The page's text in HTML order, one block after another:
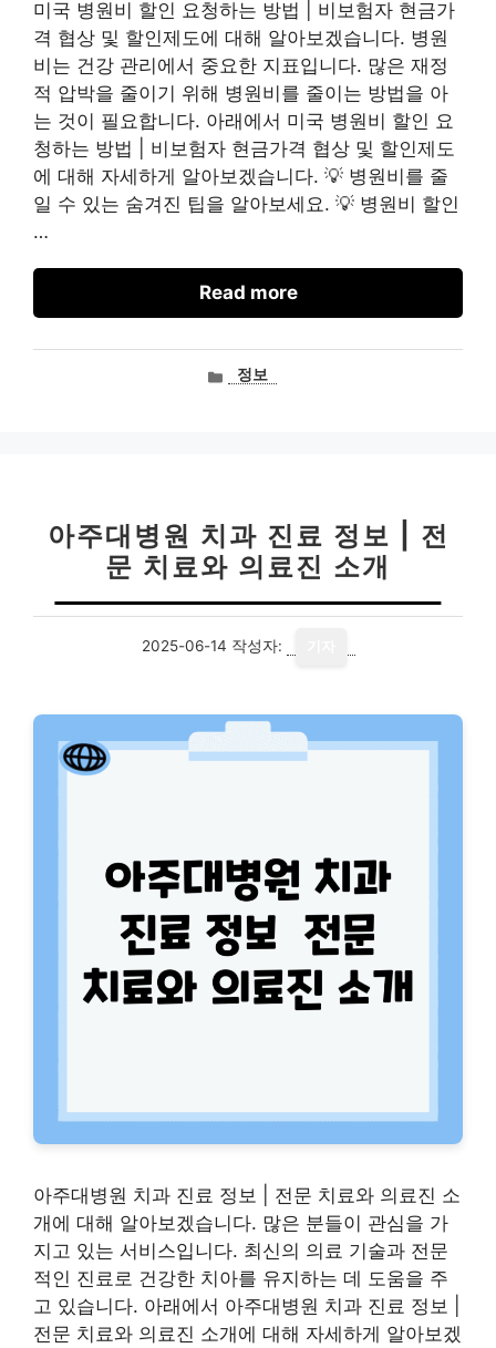
미국 병원비 할인 요청하는 방법 | 비보험자 현금가
격 협상 및 할인제도에 대해 알아보겠습니다. 병원
비는 건강 관리에서 중요한 지표입니다. 많은 재정
적 압박을 줄이기 위해 병원비를 줄이는 방법을 아
는 것이 필요합니다. 아래에서 미국 병원비 할인 요
청하는 방법 | 비보험자 현금가격 협상 및 할인제도
에 대해 자세하게 알아보겠습니다. 💡 병원비를 줄
일 수 있는 숨겨진 팁을 알아보세요. 💡 병원비 할인
…
Read more
카정보
아주대병원 치과 진료 정보 | 전
문 치료와 의료진 소개
2025-06-14 작성자:
아주대병원 치과 진료 정보 | 전문 치료와 의료진 소
개에 대해 알아보겠습니다. 많은 분들이 관심을 가
지고 있는 서비스입니다. 최신의 의료 기술과 전문
적인 진료로 건강한 치아를 유지하는 데 도움을 주
고 있습니다. 아래에서 아주대병원 치과 진료 정보 |
전문 치료와 의료진 소개에 대해 자세하게 알아보겠